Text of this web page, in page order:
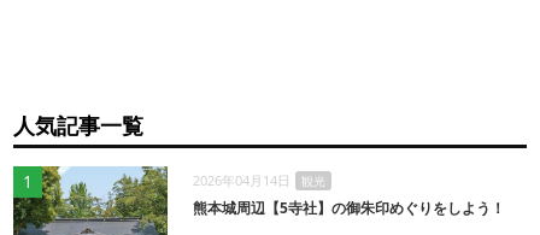
人気記事一覧
1 2026年04月14日 観光
熊本城周辺【5寺社】の御朱印めぐりをしよう！